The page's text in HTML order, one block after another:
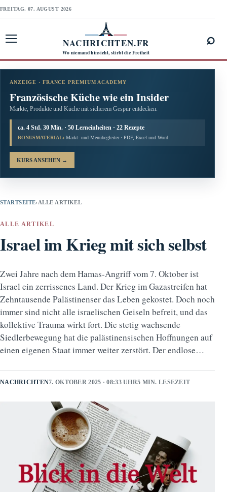
FREITAG, 07. AUGUST 2026
NACHRICHTEN.FR
Wo niemand hinsieht, stirbt die Freiheit
⌕
ANZEIGE · FRANCE PREMIUM ACADEMY
Französische Küche wie ein Insider
Märkte, Produkte und Küche mit sicherem Gespür entdecken.
ca. 4 Std. 30 Min. · 50 Lerneinheiten · 22 Rezepte
BONUSMATERIAL: Markt- und Menübegleiter · PDF, Excel und Word
KURS ANSEHEN →
STARTSEITE› ALLE ARTIKEL
ALLE ARTIKEL
Israel im Krieg mit sich selbst
Zwei Jahre nach dem Hamas-Angriff vom 7. Oktober ist
Israel ein zerrissenes Land. Der Krieg im Gazastreifen hat
Zehntausende Palästinenser das Leben gekostet. Doch noch
immer sind nicht alle israelischen Geiseln befreit, und das
kollektive Trauma wirkt fort. Die stetig wachsende
Siedlerbewegung hat die palästinensischen Hoffnungen auf
einen eigenen Staat immer weiter zerstört. Der endlose…
NACHRICHTEN7. OKTOBER 2025 · 08:33 UHR5 MIN. LESEZEIT